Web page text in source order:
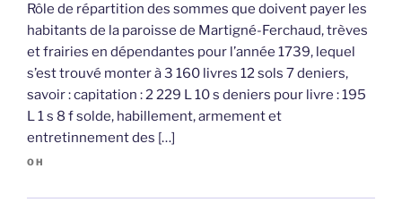
Rôle de répartition des sommes que doivent payer les
habitants de la paroisse de Martigné-Ferchaud, trèves
et frairies en dépendantes pour l’année 1739, lequel
s’est trouvé monter à 3 160 livres 12 sols 7 deniers,
savoir : capitation : 2 229 L 10 s deniers pour livre : 195
L 1 s 8 f solde, habillement, armement et
entretinnement des […]
OH